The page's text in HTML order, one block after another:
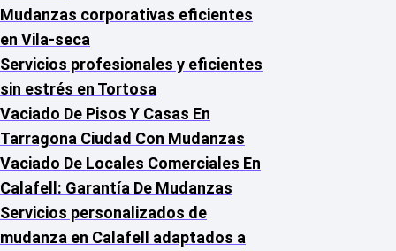
Mudanzas corporativas eficientes
en Vila-seca
Servicios profesionales y eficientes
sin estrés en Tortosa
Vaciado De Pisos Y Casas En
Tarragona Ciudad Con Mudanzas
Vaciado De Locales Comerciales En
Calafell: Garantía De Mudanzas
Servicios personalizados de
mudanza en Calafell adaptados a